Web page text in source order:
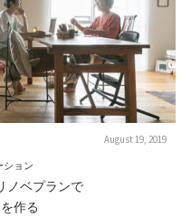
August 19, 2019
ション
ノベプランで
作る